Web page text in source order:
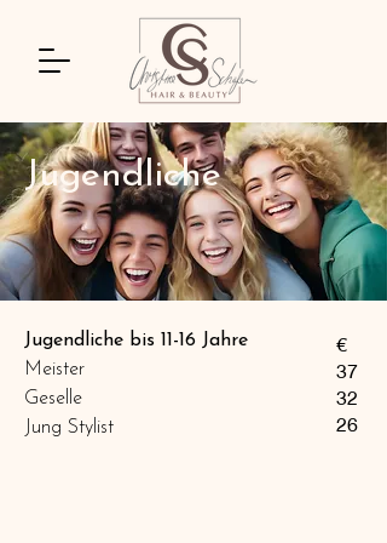
Jugendliche
Jugendliche bis 11-16 Jahre
Meister
Geselle
Jung Stylist
€
37
32
26